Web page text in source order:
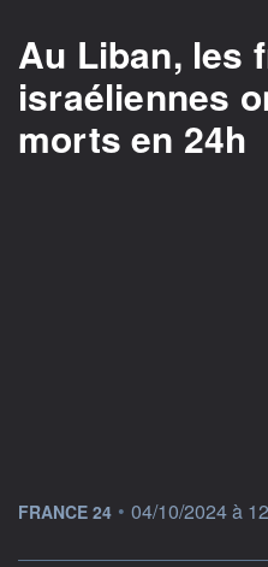
Au Liban, les
israéliennes
morts en 24h
information fournie par
FRANCE 24 • 04/10/2024 à